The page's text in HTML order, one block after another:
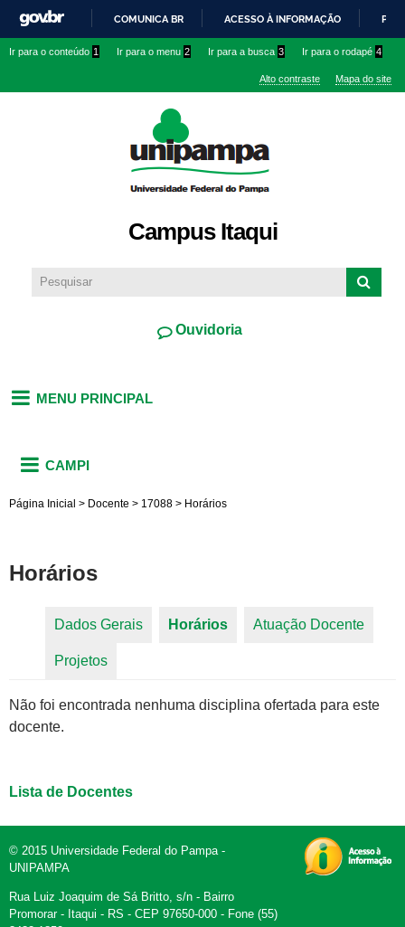
conteúdo
IR
O
COMUNICA BR ACESSO À INFORMAÇÃO
Ir para o conteúdo 1 Ir para o menu 2 Ir para a busca 3 Ir para o rodapé 4
Alto contraste Mapa do site
Campus Itaqui
Ouvidoria
MENU PRINCIPAL
CAMPI
Página Inicial > Docente > 17088 > Horários
Horários
Dados Gerais Horários (aba ativa)
Atuação Docente
Projetos
Não foi encontrada nenhuma disciplina ofertada para este
docente.
Lista de Docentes
© 2015 Universidade Federal do Pampa -
UNIPAMPA
Rua Luiz Joaquim de Sá Britto, s/n - Bairro
Promorar - Itaqui - RS - CEP 97650-000 - Fone (55)